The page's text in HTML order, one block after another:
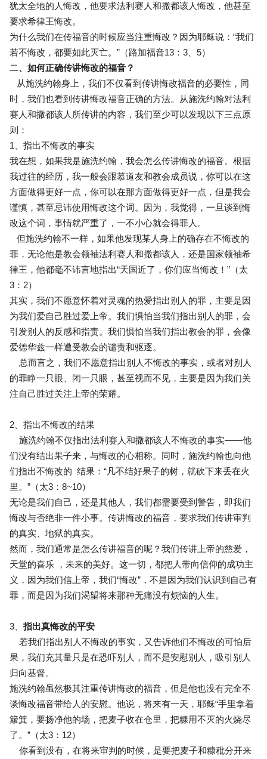
犹太全地的人悔改，他要求法利赛人和撒都该人悔改，他甚至
要求希律王悔改。
为什么我们在传福音的时候应当注重悔改？因为耶稣说：“我们
若不悔改，都要如此灭亡。”（路加福音13：3、5）
二、如何正确传讲悔改的福音？
从施洗约翰身上，我们不仅看到传讲悔改福音的必要性，同
时，我们也看到传讲悔改福音正确的方法。从施洗约翰对法利
赛人和撒都该人所传讲的内容，我们至少可以发现以下三点原
则：
1、指出不悔改的事实
我在想，如果我是施洗约翰，我会怎么传讲悔改的福音。根据
我过往的经历，我一般会跟慕道友和教会成员说，你可以在这
方面做得更好一点，你可以在那方面做得更好一点，但是我会
谨慎，甚至忌讳使用悔改这个词。因为，我觉得，一旦谈到悔
改这个词，事情就严重了，一不小心就会得罪人。
但施洗约翰不一样，如果他发现某人身上的确存在不悔改的
罪，无论他是教会领袖法利赛人和撒都该人，还是国家领袖希
律王，他都毫不讳言地指出“天国近了，你们应当悔改！”（太
3：2）
其实，我们不愿意怀着对灵魂的热爱指出别人的罪，主要是因
为我们爱自己胜过爱上帝。我们惧怕当我们指出别人的罪，会
引发别人的反感和指责。我们惧怕当我们指出教会的罪，会像
爱德华兹一样遭受教会的谴责和驱逐。
总而言之，我们不愿意指出别人不悔改的事实，或者对别人
的罪睁一只眼、闭一只眼，甚至视而不见，主要是因为我们关
注自己胜过关注上帝的荣耀。
2、指出不悔改的结果
施洗约翰不仅指出法利赛人和撒都该人不悔改的事实——他
们没有结出果子来，与悔改的心相称。同时，施洗约翰也向他
们指出不悔改的 结果：“凡不结好果子的树，就砍下来丢在火
里。”（太3：8~10）
无论是我们自己，还是其他人，我们都需要受到警告，即我们
悔改与否绝非一件小事。传讲悔改的福音，要求我们传讲审判
的真实、地狱的真实。
然而，我们通常是怎么传讲福音的呢？我们传讲上帝的慈爱，
天堂的喜乐 ，未来的美好。这一切，都把人带向信仰的成功主
义，因为我们信上帝，我们“悔改”，不是因为我们认识到自己有
罪，而是因为我们渴望将来那种无痛没有烦恼的人生。
3、 指出真悔改的平安
若我们指出别人不悔改的事实，又告诉他们不悔改的可怕后
果，我们充其量只是在恐吓别人，而不是安慰别人，吸引别人
归向基督。
施洗约翰虽然极其注重传讲悔改的福音，但是他也没有完全不
谈悔改福音带给人的安慰。他说，将来有一天，耶稣“手里拿着
簸箕，要扬净他的场，把麦子收在仓里，把糠用不灭的火烧尽
了。”（太3：12）
你看到没有，在将来审判的时候，是要把麦子和糠秕分开来